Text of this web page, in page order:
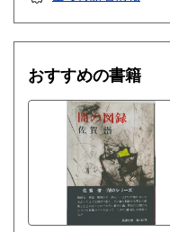
おすすめの書籍